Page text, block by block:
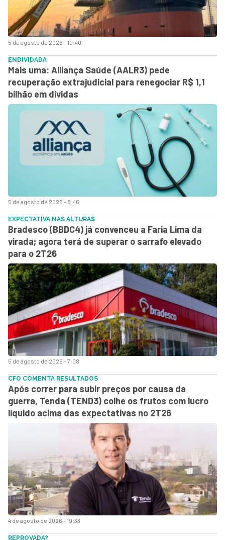
5 de agosto de 2026 - 10:40
5 de agosto de 2026 - 8:46
ENDIVIDADA
Mais uma: Alliança Saúde (AALR3) pede
recuperação extrajudicial para renegociar R$ 1,1
bilhão em dívidas
5 de agosto de 2026 - 7:08
EXPECTATIVA NAS ALTURAS
Bradesco (BBDC4) já convenceu a Faria Lima da
virada; agora terá de superar o sarrafo elevado
para o 2T26
4 de agosto de 2026 - 19:33
CFO COMENTA RESULTADOS
Após correr para subir preços por causa da
guerra, Tenda (TEND3) colhe os frutos com lucro
líquido acima das expectativas no 2T26
REPROVADA?